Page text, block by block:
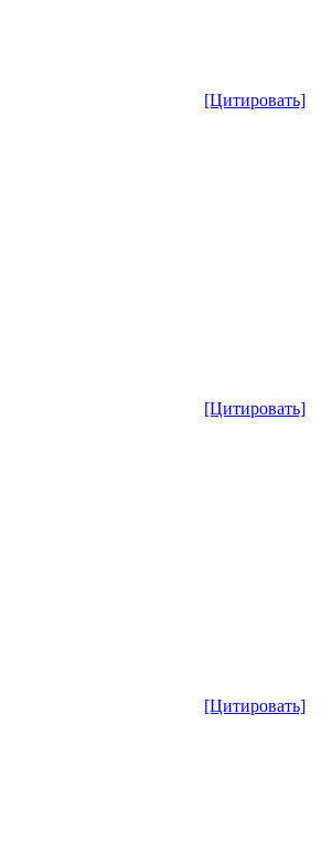
[Цитировать]
[Цитировать]
[Цитировать]